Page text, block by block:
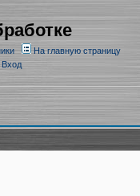
На главную страницу
Вход